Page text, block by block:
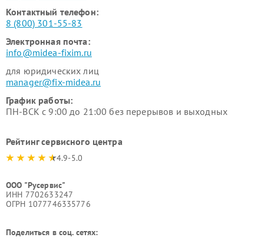
Контактный телефон:
8 (800) 301-55-83
Электронная почта:
info@midea-fixim.ru
для юридических лиц
manager@fix-midea.ru
График работы:
ПН-ВСК с 9:00 до 21:00 без перерывов и выходных
Рейтинг сервисного центра
4.9-5.0
ООО "Русервис"
ИНН 7702633247
ОГРН 1077746335776
Поделиться в соц. сетях: